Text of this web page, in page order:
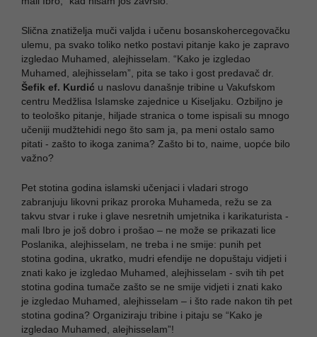
Slična znatiželja muči valjda i učenu bosanskohercegovačku
ulemu, pa svako toliko netko postavi pitanje kako je zapravo
izgledao Muhamed, alejhisselam. “Kako je izgledao
Muhamed, alejhisselam”, pita se tako i gost predavač dr.
Šefik ef. Kurdić u naslovu današnje tribine u Vakufskom
centru Medžlisa Islamske zajednice u Kiseljaku. Ozbiljno je
to teološko pitanje, hiljade stranica o tome ispisali su mnogo
učeniji mudžtehidi nego što sam ja, pa meni ostalo samo
pitati - zašto to ikoga zanima? Zašto bi to, naime, uopće bilo
važno?
Pet stotina godina islamski učenjaci i vladari strogo
zabranjuju likovni prikaz proroka Muhameda, režu se za
takvu stvar i ruke i glave nesretnih umjetnika i karikaturista -
mali Ibro je još dobro i prošao – ne može se prikazati lice
Poslanika, alejhisselam, ne treba i ne smije: punih pet
stotina godina, ukratko, mudri efendije ne dopuštaju vidjeti i
znati kako je izgledao Muhamed, alejhisselam - svih tih pet
stotina godina tumače zašto se ne smije vidjeti i znati kako
je izgledao Muhamed, alejhisselam – i što rade nakon tih pet
stotina godina? Organiziraju tribine i pitaju se “Kako je
izgledao Muhamed, alejhisselam”!